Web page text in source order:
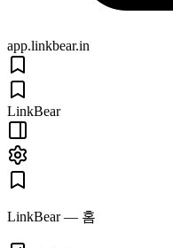
app.linkbear.in
LinkBear
LinkBear — 홈